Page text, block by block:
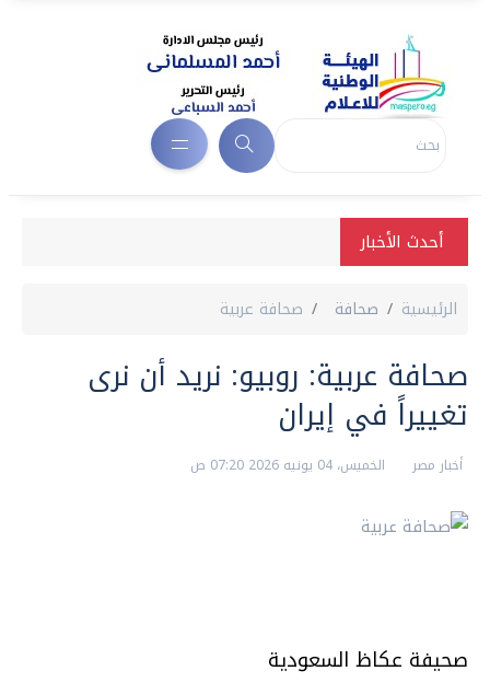
أحدث الأخبار
الرئيسية صحافة صحافة عربية
صحافة عربية: روبيو: نريد أن نرى
تغييراً في إيران
أخبار مصر الخميس، 04 يونيه 2026 07:20 ص
صحيفة عكاظ السعودية